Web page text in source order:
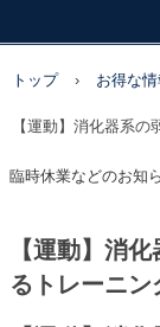
トップ › お得な情
【運動】消化器系
臨時休業などのお知
【運動】消
るトレーニン